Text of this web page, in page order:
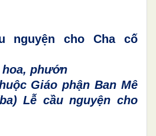
nguyện cho Cha cố
phướn
Giáo phận Ban Mê
Lễ cầu nguyện cho